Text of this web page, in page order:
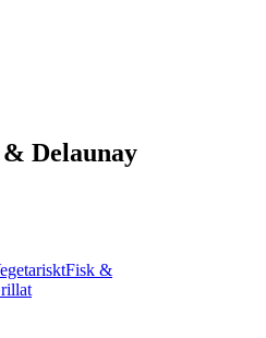
Delaunay
Fisk &